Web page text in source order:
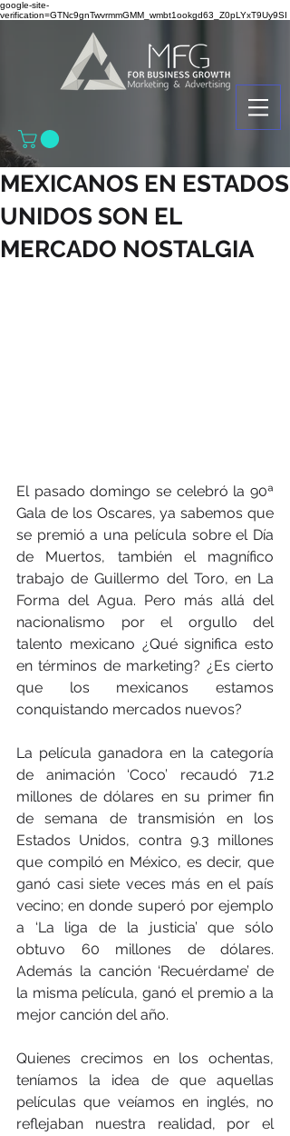
google-site-
verification=GTNc9gnTwvrmmGMM_wmbt1ookgd63_Z0pLYxT9Uy9SI
MEXICANOS EN ESTADOS
UNIDOS SON EL
MERCADO NOSTALGIA
El pasado domingo se celebró la 90ª
Gala de los Oscares, ya sabemos que
se premió a una película sobre el Día
de Muertos, también el magnífico
trabajo de Guillermo del Toro, en La
Forma del Agua. Pero más allá del
nacionalismo por el orgullo del
talento mexicano ¿Qué significa esto
en términos de marketing? ¿Es cierto
que los mexicanos estamos
conquistando mercados nuevos?
La película ganadora en la categoría
de animación ‘Coco’ recaudó 71.2
millones de dólares en su primer fin
de semana de transmisión en los
Estados Unidos, contra 9.3 millones
que compiló en México, es decir, que
ganó casi siete veces más en el país
vecino; en donde superó por ejemplo
a ‘La liga de la justicia’ que sólo
obtuvo 60 millones de dólares.
Además la canción ‘Recuérdame’ de
la misma película, ganó el premio a la
mejor canción del año.
Quienes crecimos en los ochentas,
teníamos la idea de que aquellas
películas que veíamos en inglés, no
reflejaban nuestra realidad, por el